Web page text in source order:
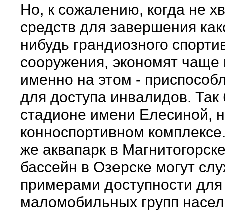
Но, к сожалению, когда не
средств для завершения
нибудь грандиозного
сооружения, экономят чаще
именно на этом -
для доступа инвалидов.
стадионе имени Елесиной,
конноспортивном
же аквапарк в
бассейн в Озерске могут
примерами доступности для
маломобильных групп